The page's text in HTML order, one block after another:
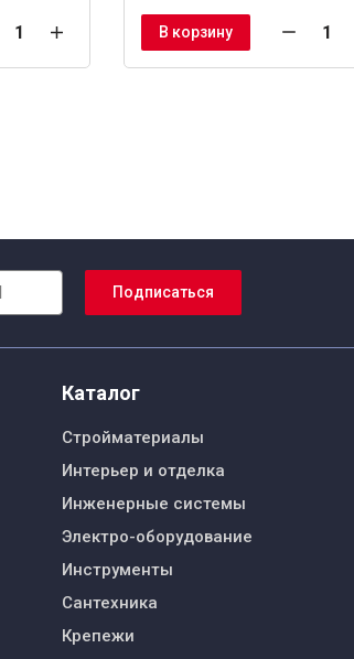
В корзину
Подписаться
Каталог
Стройматериалы
Интерьер и отделка
Инженерные системы
Электро-оборудование
Инструменты
Сантехника
Крепежи